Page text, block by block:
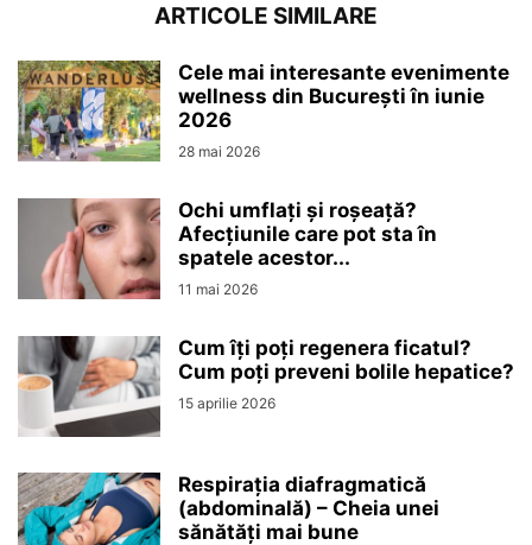
ARTICOLE SIMILARE
Cele mai interesante evenimente
wellness din București în iunie
2026
28 mai 2026
Ochi umflați și roșeață?
Afecțiunile care pot sta în
spatele acestor...
11 mai 2026
Cum îți poți regenera ficatul?
Cum poți preveni bolile hepatice?
15 aprilie 2026
Respirația diafragmatică
(abdominală) – Cheia unei
sănătăți mai bune